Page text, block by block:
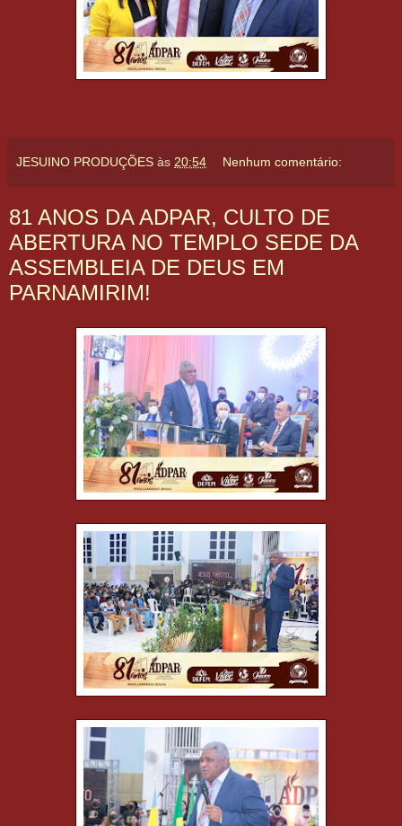
JESUINO PRODUÇÕES às 20:54 Nenhum comentário:
81 ANOS DA ADPAR, CULTO DE
ABERTURA NO TEMPLO SEDE DA
ASSEMBLEIA DE DEUS EM
PARNAMIRIM!